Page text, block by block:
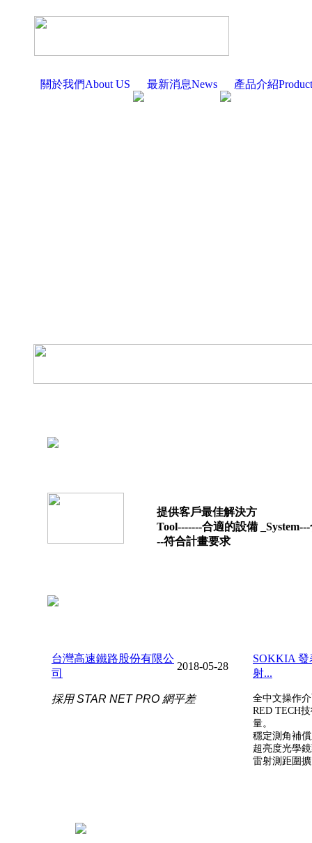
關於我們About US 最新消息News 產品介紹Product
提供客戶最佳解決方
Tool-------合適的設備
--符合計畫要求
台灣高速鐵路股份有限公
司
2018-05-28
採用 STAR NET PRO 網平差
SOKKIA
射...
全中文操作
RED TECH
量。
穩定測角補
超亮度光學
雷射測距圍